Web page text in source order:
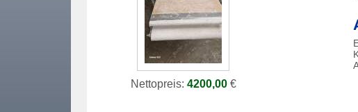
Nettopreis: 4200,00€